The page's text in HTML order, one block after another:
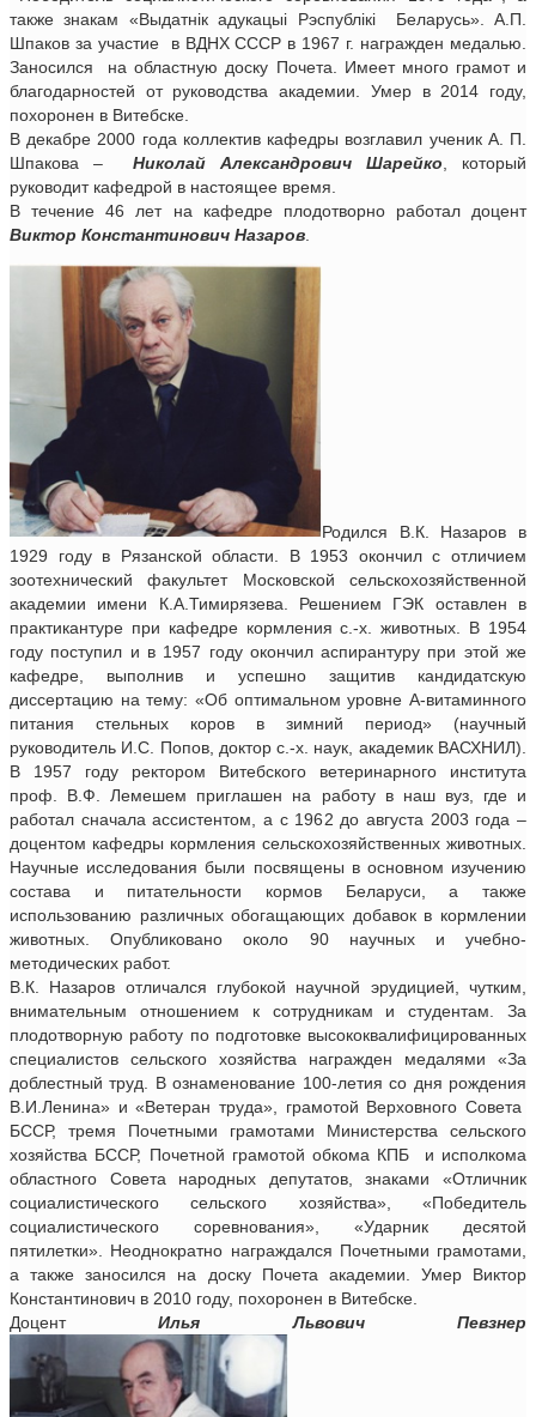
также знакам «Выдатнiк адукацыi Рэспублiкi Беларусь». А.П.
Шпаков за участие в ВДНХ СССР в 1967 г. награжден медалью.
Заносился на областную доску Почета. Имеет много грамот и
благодарностей от руководства академии. Умер в 2014 году,
похоронен в Витебске.
В декабре 2000 года коллектив кафедры возглавил ученик А. П.
Шпакова –
Николай Александрович Шарейко, который
руководит кафедрой в настоящее время.
В течение 46 лет на кафедре плодотворно работал доцент
Виктор Константинович Назаров.
Родился В.К. Назаров в
1929 году в Рязанской области. В 1953 окончил с отличием
зоотехнический факультет Московской сельскохозяйственной
академии имени К.А.Тимирязева. Решением ГЭК оставлен в
практикантуре при кафедре кормления с.-х. животных. В 1954
году поступил и в 1957 году окончил аспирантуру при этой же
кафедре, выполнив и успешно защитив кандидатскую
диссертацию на тему: «Об оптимальном уровне А-витаминного
питания стельных коров в зимний период» (научный
руководитель И.С. Попов, доктор с.-х. наук, академик ВАСХНИЛ).
В 1957 году ректором Витебского ветеринарного института
проф. В.Ф. Лемешем приглашен на работу в наш вуз, где и
работал сначала ассистентом, а с 1962 до августа 2003 года –
доцентом кафедры кормления сельскохозяйственных животных.
Научные исследования были посвящены в основном изучению
состава и питательности кормов Беларуси, а также
использованию различных обогащающих добавок в кормлении
животных. Опубликовано около 90 научных и учебно-
методических работ.
В.К. Назаров отличался глубокой научной эрудицией, чутким,
внимательным отношением к сотрудникам и студентам. За
плодотворную работу по подготовке высококвалифицированных
специалистов сельского хозяйства награжден медалями «За
доблестный труд. В ознаменование 100-летия со дня рождения
В.И.Ленина» и «Ветеран труда», грамотой Верховного Совета
БССР, тремя Почетными грамотами Министерства сельского
хозяйства БССР, Почетной грамотой обкома КПБ и исполкома
областного Совета народных депутатов, знаками «Отличник
социалистического сельского хозяйства», «Победитель
социалистического соревнования», «Ударник десятой
пятилетки». Неоднократно награждался Почетными грамотами,
а также заносился на доску Почета академии. Умер Виктор
Константинович в 2010 году, похоронен в Витебске.
ДоцентИлья Львович Певзнер